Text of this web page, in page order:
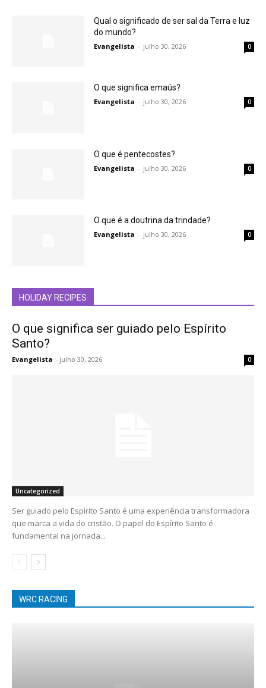
Qual o significado de ser sal da Terra e luz
do mundo?
Evangelista - julho 30, 2026 0
O que significa emaús?
Evangelista - julho 30, 2026 0
O que é pentecostes?
Evangelista - julho 30, 2026 0
O que é a doutrina da trindade?
Evangelista - julho 30, 2026 0
HOLIDAY RECIPES
O que significa ser guiado pelo Espírito
Santo?
Evangelista - julho 30, 2026 0
Uncategorized
Ser guiado pelo Espírito Santo é uma experiência transformadora
que marca a vida do cristão. O papel do Espírito Santo é
fundamental na jornada...
WRC RACING